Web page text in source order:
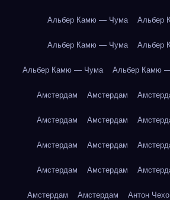
Альбер Камю — Чума Альбер
Альбер Камю — Чума Альбер
Альбер Камю — Чума Альбер Камю
Амстердам Амстердам
Амстердам Амстердам
Амстердам Амстердам
Амстердам Амстердам
Амстердам Амстердам Антон